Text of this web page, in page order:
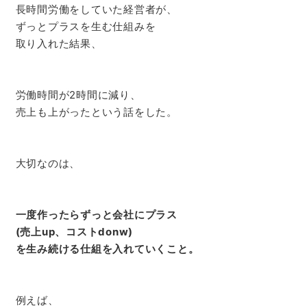
長時間労働をしていた経営者が、
ずっとプラスを生む仕組みを
取り入れた結果、
労働時間が2時間に減り、
売上も上がったという話をした。
大切なのは、
一度作ったらずっと会社にプラス
(売上up、コストdonw)
を生み続ける仕組を入れていくこと。
例えば、